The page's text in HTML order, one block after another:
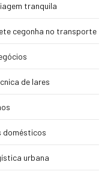
tranquila
cegonha no transporte
de lares
domésticos
urbana